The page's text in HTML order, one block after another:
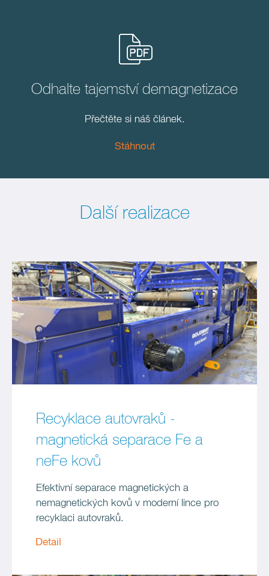
Odhalte tajemství demagnetizace
Přečtěte si náš článek.
Stáhnout
Další realizace
Recyklace autovraků -
magnetická separace Fe a
neFe kovů
Efektivní separace magnetických a
nemagnetických kovů v moderní lince pro
recyklaci autovraků.
Detail